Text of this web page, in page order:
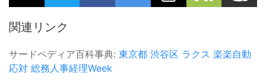
関連リンク
サードペディア百科事典: 東京都 渋谷区 ラクス 楽楽自動
応対 総務人事経理Week